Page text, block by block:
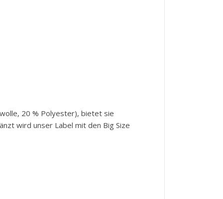
20 % Polyester), bietet sie
wird unser Label mit den Big Size